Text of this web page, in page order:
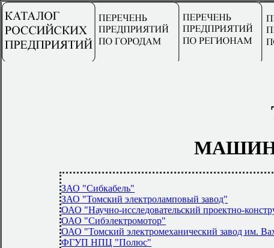
ЗАО "Сибкабель"
ЗАО "Томский электроламповый завод"
ОАО "Научно-исследовательский проектно-
ОАО "Сибэлектромотор"
ОАО "Томский электромеханический завод им.
ФГУП НПЦ "Полюс"